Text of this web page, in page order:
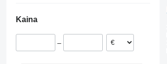
Kaina
–